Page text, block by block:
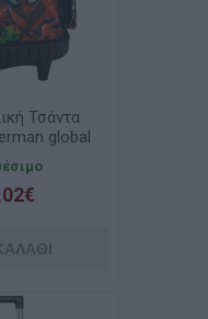
Τσάντα
global